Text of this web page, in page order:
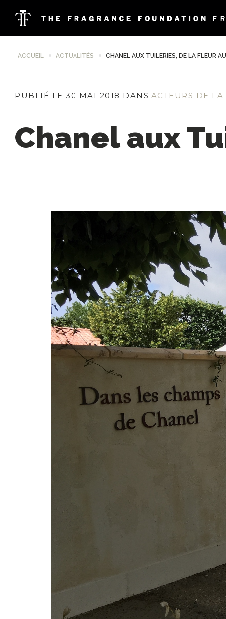
ACCUEIL ACTUALITÉS CHANEL AUX TUILERIES, DE LA FLEUR
PUBLIÉ LE 30 MAI 2018 DANS ACTEURS DE
Chanel aux